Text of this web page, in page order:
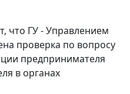
что ГУ - Управлением
проверка по вопросу
предпринимателя
в органах